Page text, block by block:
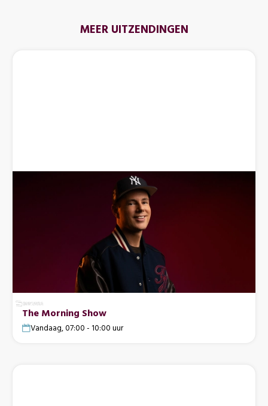
MEER UITZENDINGEN
The Morning Show
Vandaag, 07:00 - 10:00 uur